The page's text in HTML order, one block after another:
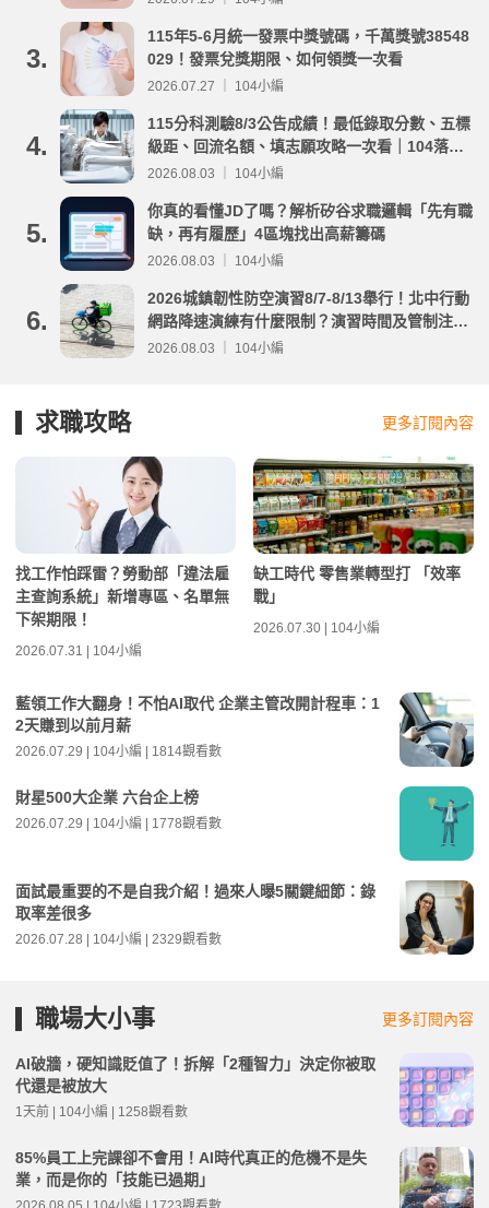
3.
115年5-6月統一發票中獎號碼，千萬獎號38548
029！發票兌獎期限、如何領獎一次看
2026.07.27 ｜ 104小編
4.
115分科測驗8/3公告成績！最低錄取分數、五標
級距、回流名額、填志願攻略一次看｜104落點
分析
2026.08.03 ｜ 104小編
5.
你真的看懂JD了嗎？解析矽谷求職邏輯「先有職
缺，再有履歷」4區塊找出高薪籌碼
2026.08.03 ｜ 104小編
6.
2026城鎮韌性防空演習8/7-8/13舉行！北中行動
網路降速演練有什麼限制？演習時間及管制注意
事項整理
2026.08.03 ｜ 104小編
求職攻略 更多訂閱內容
找工作怕踩雷？勞動部「違法雇
主查詢系統」新增專區、名單無
下架期限！
2026.07.31 | 104小編
缺工時代 零售業轉型打 「效率
戰」
2026.07.30 | 104小編
藍領工作大翻身！不怕AI取代 企業主管改開計程車：1
2天賺到以前月薪
2026.07.29 | 104小編 | 1814觀看數
財星500大企業 六台企上榜
2026.07.29 | 104小編 | 1778觀看數
面試最重要的不是自我介紹！過來人曝5關鍵細節：錄
取率差很多
2026.07.28 | 104小編 | 2329觀看數
職場大小事 更多訂閱內容
AI破牆，硬知識貶值了！拆解「2種智力」決定你被取
代還是被放大
1天前 | 104小編 | 1258觀看數
85%員工上完課卻不會用！AI時代真正的危機不是失
業，而是你的「技能已過期」